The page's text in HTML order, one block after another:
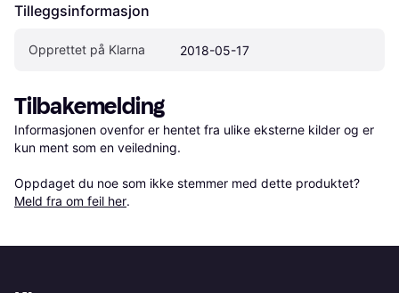
Tilleggsinformasjon
Opprettet på Klarna 2018-05-17
Tilbakemelding
Informasjonen ovenfor er hentet fra ulike eksterne kilder og er
kun ment som en veiledning.
Oppdaget du noe som ikke stemmer med dette produktet?
Meld fra om feil her.